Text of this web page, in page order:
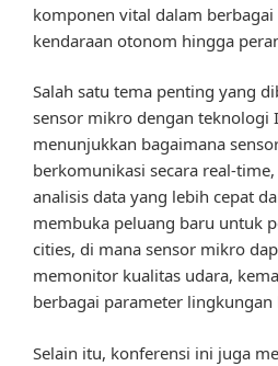
komponen vital dalam
kendaraan otonom hingga
Salah satu tema penting yang
sensor mikro dengan teknologi
menunjukkan bagaimana
berkomunikasi secara real-
analisis data yang lebih cepat
membuka peluang baru untuk
cities, di mana sensor mikro
memonitor kualitas udara,
berbagai parameter lingkungan
Selain itu, konferensi ini juga